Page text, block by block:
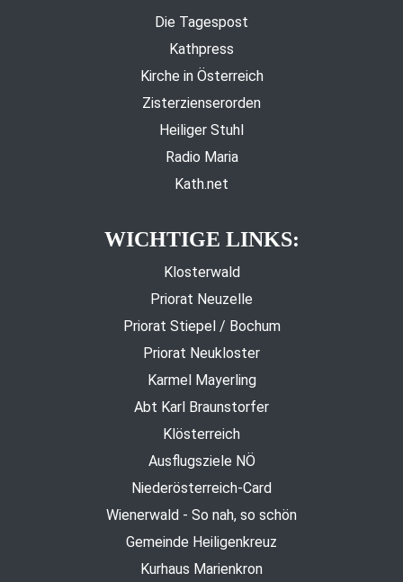
Die Tagespost
Kathpress
Kirche in Österreich
Zisterzienserorden
Heiliger Stuhl
Radio Maria
Kath.net
WICHTIGE LINKS:
Klosterwald
Priorat Neuzelle
Priorat Stiepel / Bochum
Priorat Neukloster
Karmel Mayerling
Abt Karl Braunstorfer
Klösterreich
Ausflugsziele NÖ
Niederösterreich-Card
Wienerwald - So nah, so schön
Gemeinde Heiligenkreuz
Kurhaus Marienkron